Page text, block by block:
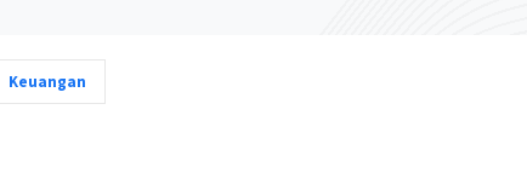
Keuangan